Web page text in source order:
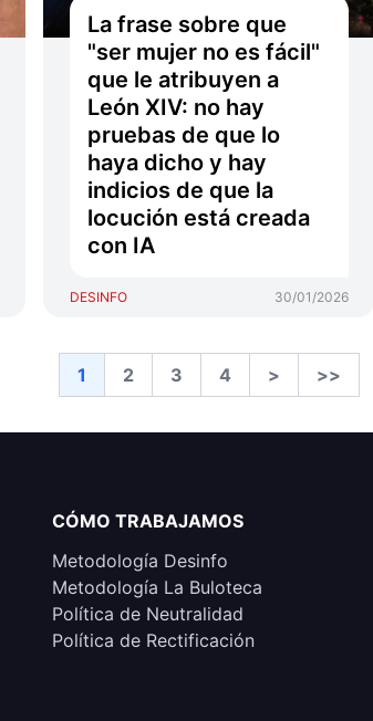
La frase sobre que
"ser mujer no es fácil"
que le atribuyen a
León XIV: no hay
pruebas de que lo
haya dicho y hay
indicios de que la
locución está creada
con IA
DESINFO 30/01/2026
1 2 3 4 > >>
CÓMO TRABAJAMOS
Metodología Desinfo
Metodología La Buloteca
Política de Neutralidad
Política de Rectificación